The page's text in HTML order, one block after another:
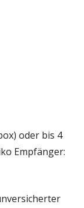
oder bis 4
Empfänger: